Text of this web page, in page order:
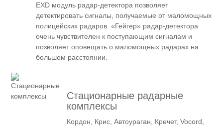
EXD модуль радар-детектора позволяет
детектировать сигналы, получаемые от маломощных
полицейских радаров. «Гейгер» радар-детектора
очень чувствителен к поступающим сигналам и
позволяет оповещать о маломощных радарах на
большом расстоянии.
Стационарные радарные
комплексы
Кордон, Крис, Автоураган, Кречет, Vocord,